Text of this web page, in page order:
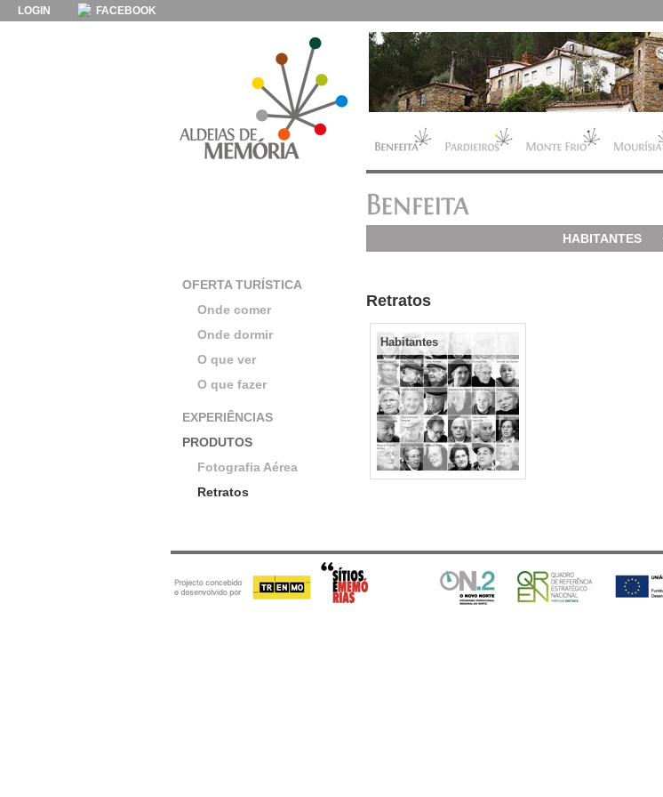
LOGIN FACEBOOK
HABITANTES
OFERTA TURÍSTICA
Onde comer
Onde dormir
O que ver
O que fazer
EXPERIÊNCIAS
PRODUTOS
Fotografia Aérea
Retratos
Retratos
Habitantes